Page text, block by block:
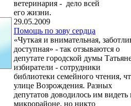
ветеринария - дело всей
его жизни.
29.05.2009
Помощь по зову сердца
«Чуткая и внимательная,
доступная» - так отзываются о
депутате городской думы
избиратели - сотрудники
библиотеки семейного чтения,
улице Возрождения. Разных
депутатов доводилось им
микрорайоне, но никто